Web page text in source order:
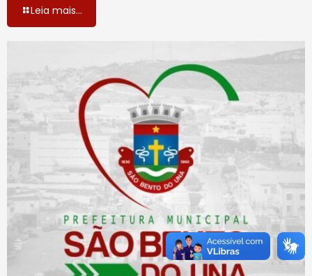
Leia mais...